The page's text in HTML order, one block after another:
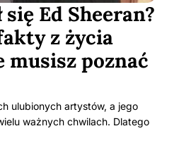
Ed Sheeran?
z życia
poznać
ulubionych artystów, a jego
ważnych chwilach. Dlatego